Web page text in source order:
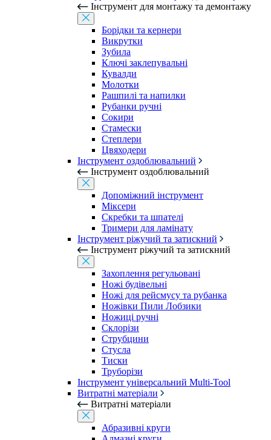
Інструмент для монтажу та демонтажу
Борідки та кернери
Викрутки
Зубила
Ключі заклепувальні
Кувалди
Молотки
Рашпилі та напилки
Рубанки ручні
Сокири
Стамески
Степлери
Цвяходери
Інструмент оздоблювальний
Інструмент оздоблювальний
Допоміжний інструмент
Міксери
Скребки та шпателі
Тримери для ламінату
Інструмент ріжучий та затискний
Інструмент ріжучий та затискний
Захоплення регульовані
Ножі будівельні
Ножі для рейсмусу та рубанка
Ножівки Пили Лобзики
Ножиці ручні
Склорізи
Струбцини
Стусла
Тиски
Труборізи
Інструмент універсальний Multi-Tool
Витратні матеріали
Витратні матеріали
Абразивні круги